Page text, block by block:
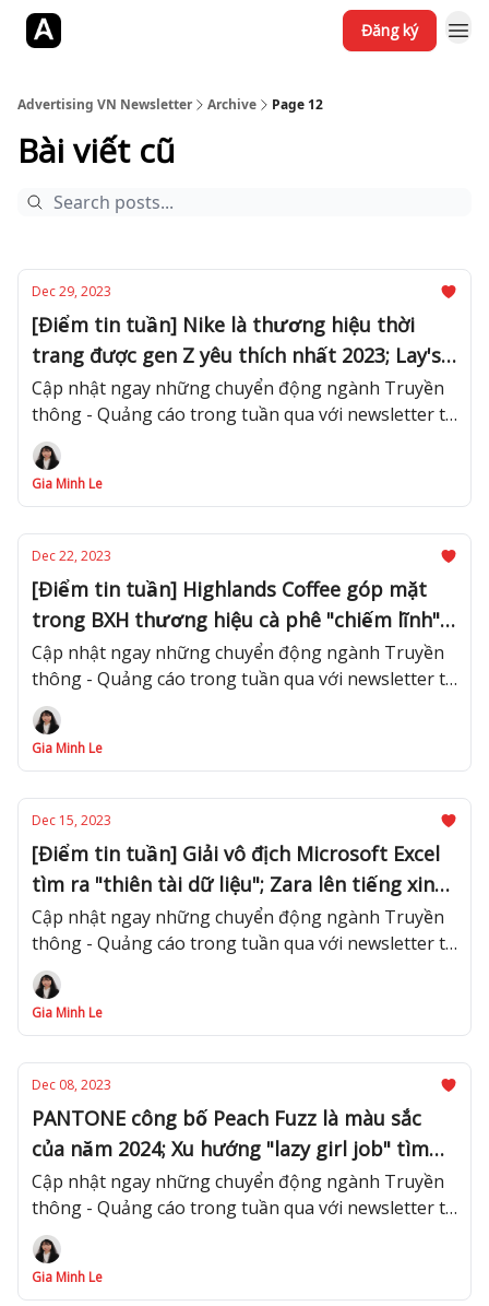
Đăng ký
Advertising VN Newsletter Archive Page 12
Bài viết cũ
Dec 29, 2023
[Điểm tin tuần] Nike là thương hiệu thời
trang được gen Z yêu thích nhất 2023; Lay's,
Mirinda, Sprite khởi động chiến dịch Tết
2024
Cập nhật ngay những chuyển động ngành Truyền
thông - Quảng cáo trong tuần qua với newsletter từ
Advertising Vietnam!
Gia Minh Le
Dec 22, 2023
[Điểm tin tuần] Highlands Coffee góp mặt
trong BXH thương hiệu cà phê "chiếm lĩnh"
ĐNÁ; Adobe bất ngờ "quay xe" huỷ mua lại
Figma
Cập nhật ngay những chuyển động ngành Truyền
thông - Quảng cáo trong tuần qua với newsletter từ
Advertising Vietnam!
Gia Minh Le
Dec 15, 2023
[Điểm tin tuần] Giải vô địch Microsoft Excel
tìm ra "thiên tài dữ liệu"; Zara lên tiếng xin
lỗi vì quảng cáo "gợi nhắc đến nạn nhân
chiến tranh"
Cập nhật ngay những chuyển động ngành Truyền
thông - Quảng cáo trong tuần qua với newsletter từ
Advertising Vietnam!
Gia Minh Le
Dec 08, 2023
PANTONE công bố Peach Fuzz là màu sắc
của năm 2024; Xu hướng "lazy girl job" tìm
kiếm công việc lương cao, không OT lên ngôi
Cập nhật ngay những chuyển động ngành Truyền
thông - Quảng cáo trong tuần qua với newsletter từ
Advertising Vietnam!
Gia Minh Le